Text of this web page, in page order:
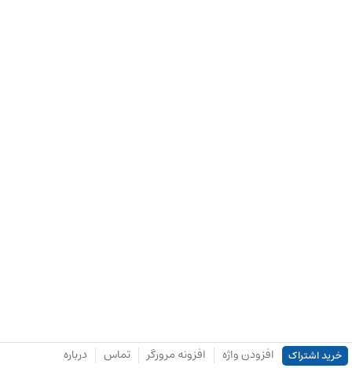
خرید اشتراک افزودن واژه افزونه مرورگر تماس درباره